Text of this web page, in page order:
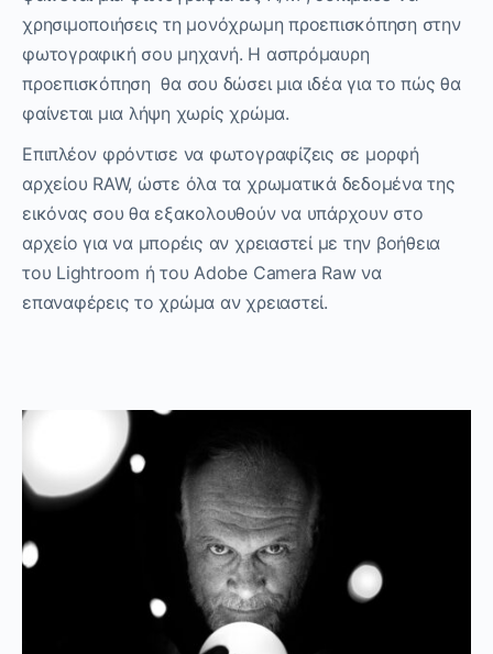
χρησιμοποιήσεις τη μονόχρωμη προεπισκόπηση στην
φωτογραφική σου μηχανή. Η ασπρόμαυρη
προεπισκόπηση θα σου δώσει μια ιδέα για το πώς θα
φαίνεται μια λήψη χωρίς χρώμα.
Επιπλέον φρόντισε να φωτογραφίζεις σε μορφή
αρχείου RAW, ώστε όλα τα χρωματικά δεδομένα της
εικόνας σου θα εξακολουθούν να υπάρχουν στο
αρχείο για να μπορέις αν χρειαστεί με την βοήθεια
του Lightroom ή του Adobe Camera Raw να
επαναφέρεις το χρώμα αν χρειαστεί.